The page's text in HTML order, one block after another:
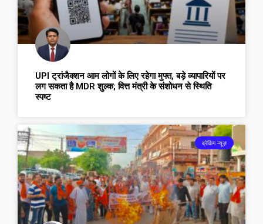
UPI ट्रांजैक्शन आम लोगों के लिए रहेगा मुफ्त, बड़े व्यापारियों पर
लग सकता है MDR शुल्क; वित्त मंत्री के संशोधन से स्थिति
स्पष्ट
ब्रेकिंग न्यूज़